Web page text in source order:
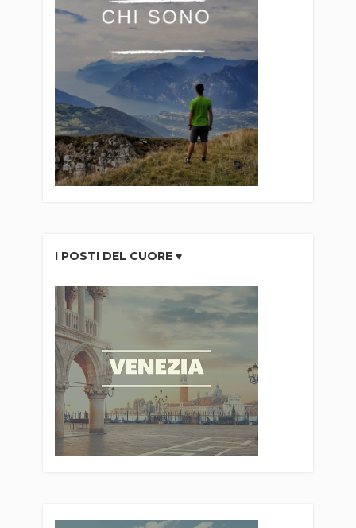
I POSTI DEL CUORE ♥